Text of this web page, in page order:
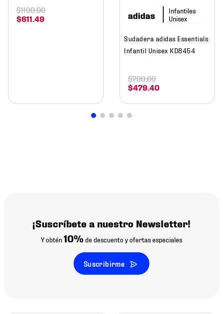
$611.49
$1199.00 adidas
Sudadera adidas Essentials
Infantil Unisex KD8454
$479.40
$799.00
¡Suscríbete a nuestro Newsletter!
Y obtén10% de descuento y ofertas especiales
Suscribirme